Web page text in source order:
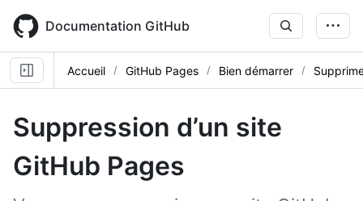
main
content
Documentation GitHub
Accueil GitHub Pages Bien démarrer
Suppression d’un site
GitHub Pages